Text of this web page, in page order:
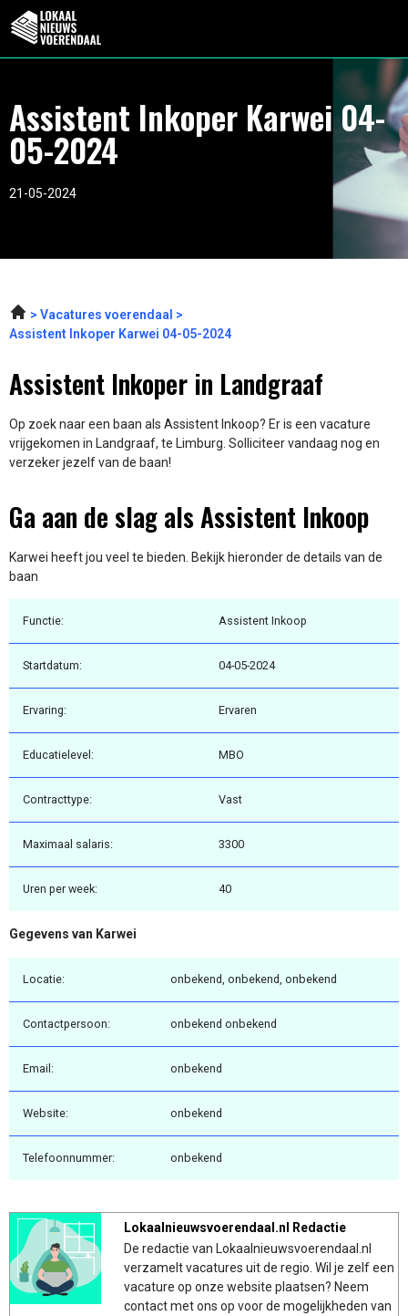
Assistent Inkoper Karwei 04-
05-2024
21-05-2024
Vacatures voerendaal
Assistent Inkoper Karwei 04-05-2024
Assistent Inkoper in Landgraaf
Op zoek naar een baan als Assistent Inkoop? Er is een vacature
vrijgekomen in Landgraaf, te Limburg. Solliciteer vandaag nog en
verzeker jezelf van de baan!
Ga aan de slag als Assistent Inkoop
Karwei heeft jou veel te bieden. Bekijk hieronder de details van de
baan
Functie: Assistent Inkoop
Startdatum: 04-05-2024
Ervaring: Ervaren
Educatielevel: MBO
Contracttype: Vast
Maximaal salaris: 3300
Uren per week: 40
Gegevens van Karwei
Locatie: onbekend, onbekend, onbekend
Contactpersoon: onbekend onbekend
Email: onbekend
Website: onbekend
Telefoonnummer: onbekend
Lokaalnieuwsvoerendaal.nl Redactie
De redactie van Lokaalnieuwsvoerendaal.nl
verzamelt vacatures uit de regio. Wil je zelf een
vacature op onze website plaatsen? Neem
contact met ons op voor de mogelijkheden van